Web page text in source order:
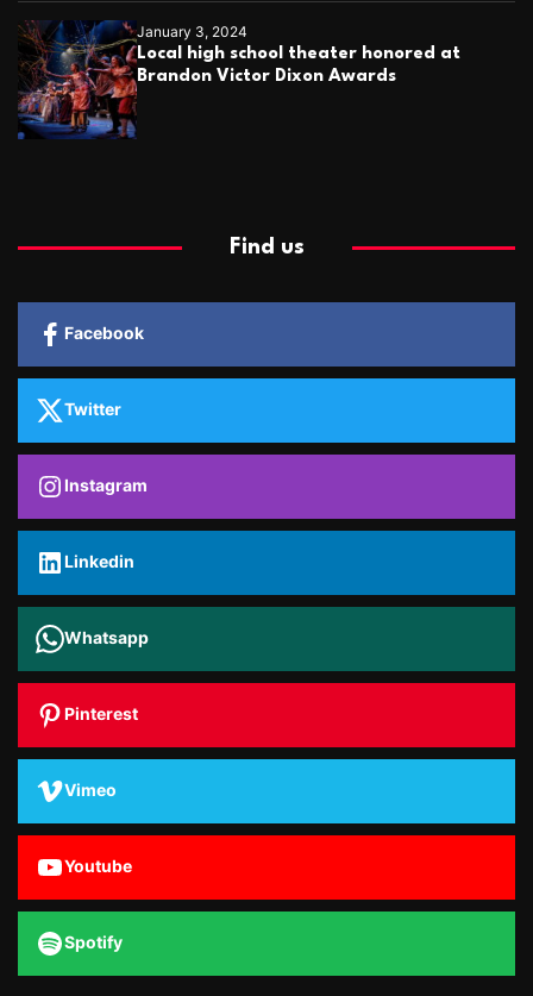
January 3, 2024
Local high school theater honored at
Brandon Victor Dixon Awards
Find us
Facebook
Twitter
Instagram
Linkedin
Whatsapp
Pinterest
Vimeo
Youtube
Spotify